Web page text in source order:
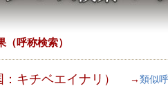
（呼称検索）
：キチベエイナリ） → 類似